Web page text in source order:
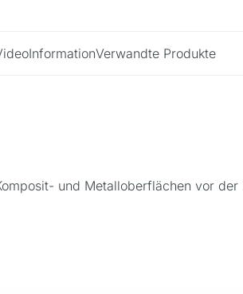
InformationVerwandte Produkte
und Metalloberflächen vor